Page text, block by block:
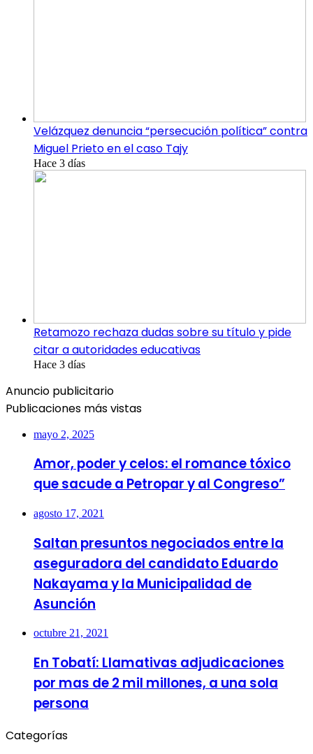
Velázquez denuncia “persecución política” contra
Miguel Prieto en el caso Tajy
Hace 3 días
Retamozo rechaza dudas sobre su título y pide
citar a autoridades educativas
Hace 3 días
Anuncio publicitario
Publicaciones más vistas
mayo 2, 2025
Amor, poder y celos: el romance tóxico
que sacude a Petropar y al Congreso”
agosto 17, 2021
Saltan presuntos negociados entre la
aseguradora del candidato Eduardo
Nakayama y la Municipalidad de
Asunción
octubre 21, 2021
En Tobatí: Llamativas adjudicaciones
por mas de 2 mil millones, a una sola
persona
Categorías